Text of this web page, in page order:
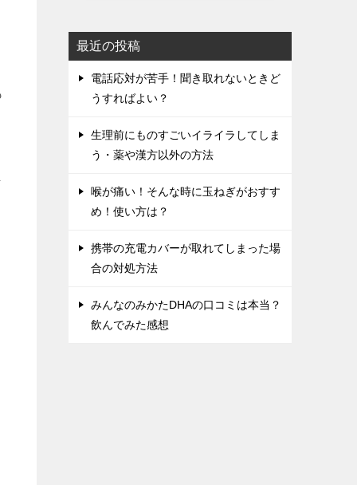
最近の投稿
電話応対が苦手！聞き取れないときど
うすればよい？
生理前にものすごいイライラしてしま
う・薬や漢方以外の方法
喉が痛い！そんな時に玉ねぎがおすす
め！使い方は？
携帯の充電カバーが取れてしまった場
合の対処方法
みんなのみかたDHAの口コミは本当？
飲んでみた感想